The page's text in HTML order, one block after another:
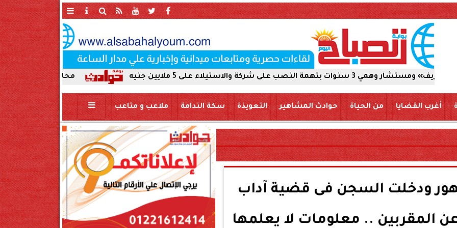
محافظ سوهاج يحيل واقعة ردم نهر على 5 ملايين جنيه
أغرب القضايا من الحياة حوادث المشاهير التعويذة سكة الندامة ملاعب و متاعب
ودخلت السجن فى قضية آداب
المقربين .. معلومات لا يعلمها